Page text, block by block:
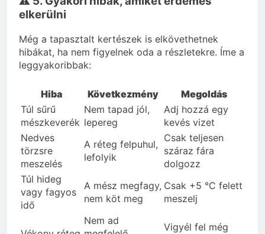
elkerülni
Még a tapasztalt kertészek is elkövethetnek
hibákat, ha nem figyelnek oda a részletekre. Íme a
leggyakoribbak:
Hiba Következmény
Megoldás
Túl sűrű
mészkeverék
Nem tapad jól,
lepereg
Adj hozzá egy
kevés vizet
Nedves
törzsre
meszelés
A réteg felpuhul,
lefolyik
Csak teljesen
száraz fára
dolgozz
Túl hideg
vagy fagyos
idő
A mész megfagy,
nem köt meg
Csak +5 °C felett
meszelj
Nem ad
Vigyél fel még